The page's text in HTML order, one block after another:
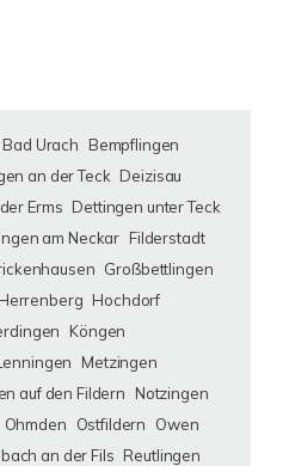
Bad Urach
Bempflingen
an der Teck Deizisau
Erms Dettingen unter Teck
am Neckar Filderstadt
Großbettlingen
Herrenberg Hochdorf
Köngen
Metzingen
auf den Fildern
Notzingen
Ohmden Ostfildern
Owen
an der Fils Reutlingen